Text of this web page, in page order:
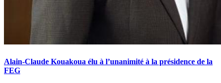
Alain-Claude Kouakoua élu à l’unanimité à la présidence de la
FEG